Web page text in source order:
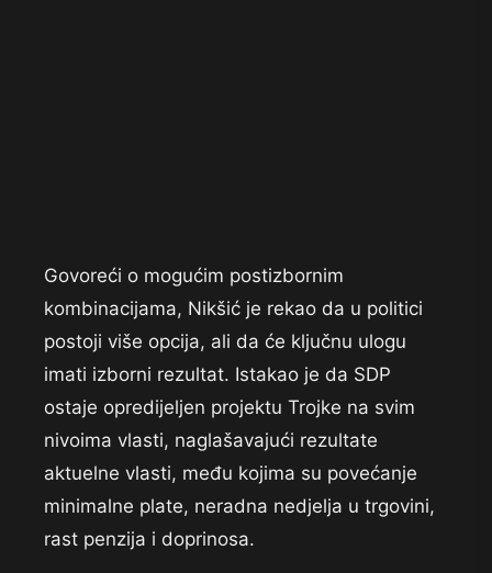
Govoreći o mogućim postizbornim
kombinacijama, Nikšić je rekao da u politici
postoji više opcija, ali da će ključnu ulogu
imati izborni rezultat. Istakao je da SDP
ostaje opredijeljen projektu Trojke na svim
nivoima vlasti, naglašavajući rezultate
aktuelne vlasti, među kojima su povećanje
minimalne plate, neradna nedjelja u trgovini,
rast penzija i doprinosa.